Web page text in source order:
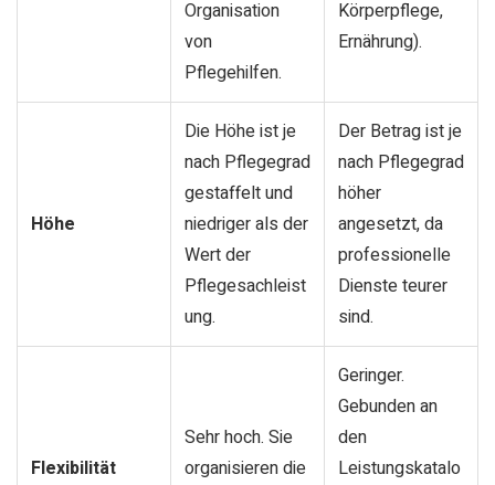
Organisation
von
Pflegehilfen.
Körperpflege,
Ernährung).
Höhe
Die Höhe ist je
nach Pflegegrad
gestaffelt und
niedriger als der
Wert der
Pflegesachleist
ung.
Der Betrag ist je
nach Pflegegrad
höher
angesetzt, da
professionelle
Dienste teurer
sind.
Flexibilität
Sehr hoch. Sie
organisieren die
Geringer.
Gebunden an
den
Leistungskatalo